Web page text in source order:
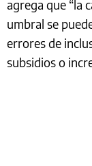
agrega que “la
umbral se
errores de
subsidios o